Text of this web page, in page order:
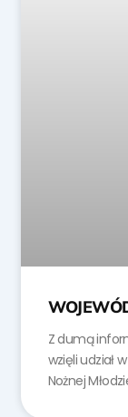
Z dumą
wzięli udział
Nożnej